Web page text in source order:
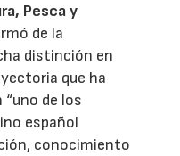
Pesca y
de la
distinción en
que ha
de los
español
conocimiento